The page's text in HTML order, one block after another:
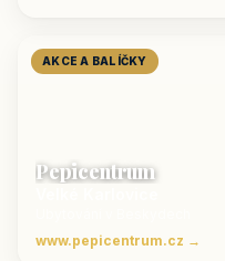
AKCE A BALÍČKY
Pepicentrum
www.pepicentrum.cz →